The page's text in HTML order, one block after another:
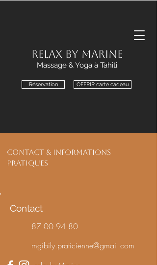
Réservation OFFRIR carte cadeau
Relax by Marine
Massage & Yoga à Tahiti
Contact & Informations
pratiques
Contact
87 00 94 80
mgibily.praticienne@gmail.com